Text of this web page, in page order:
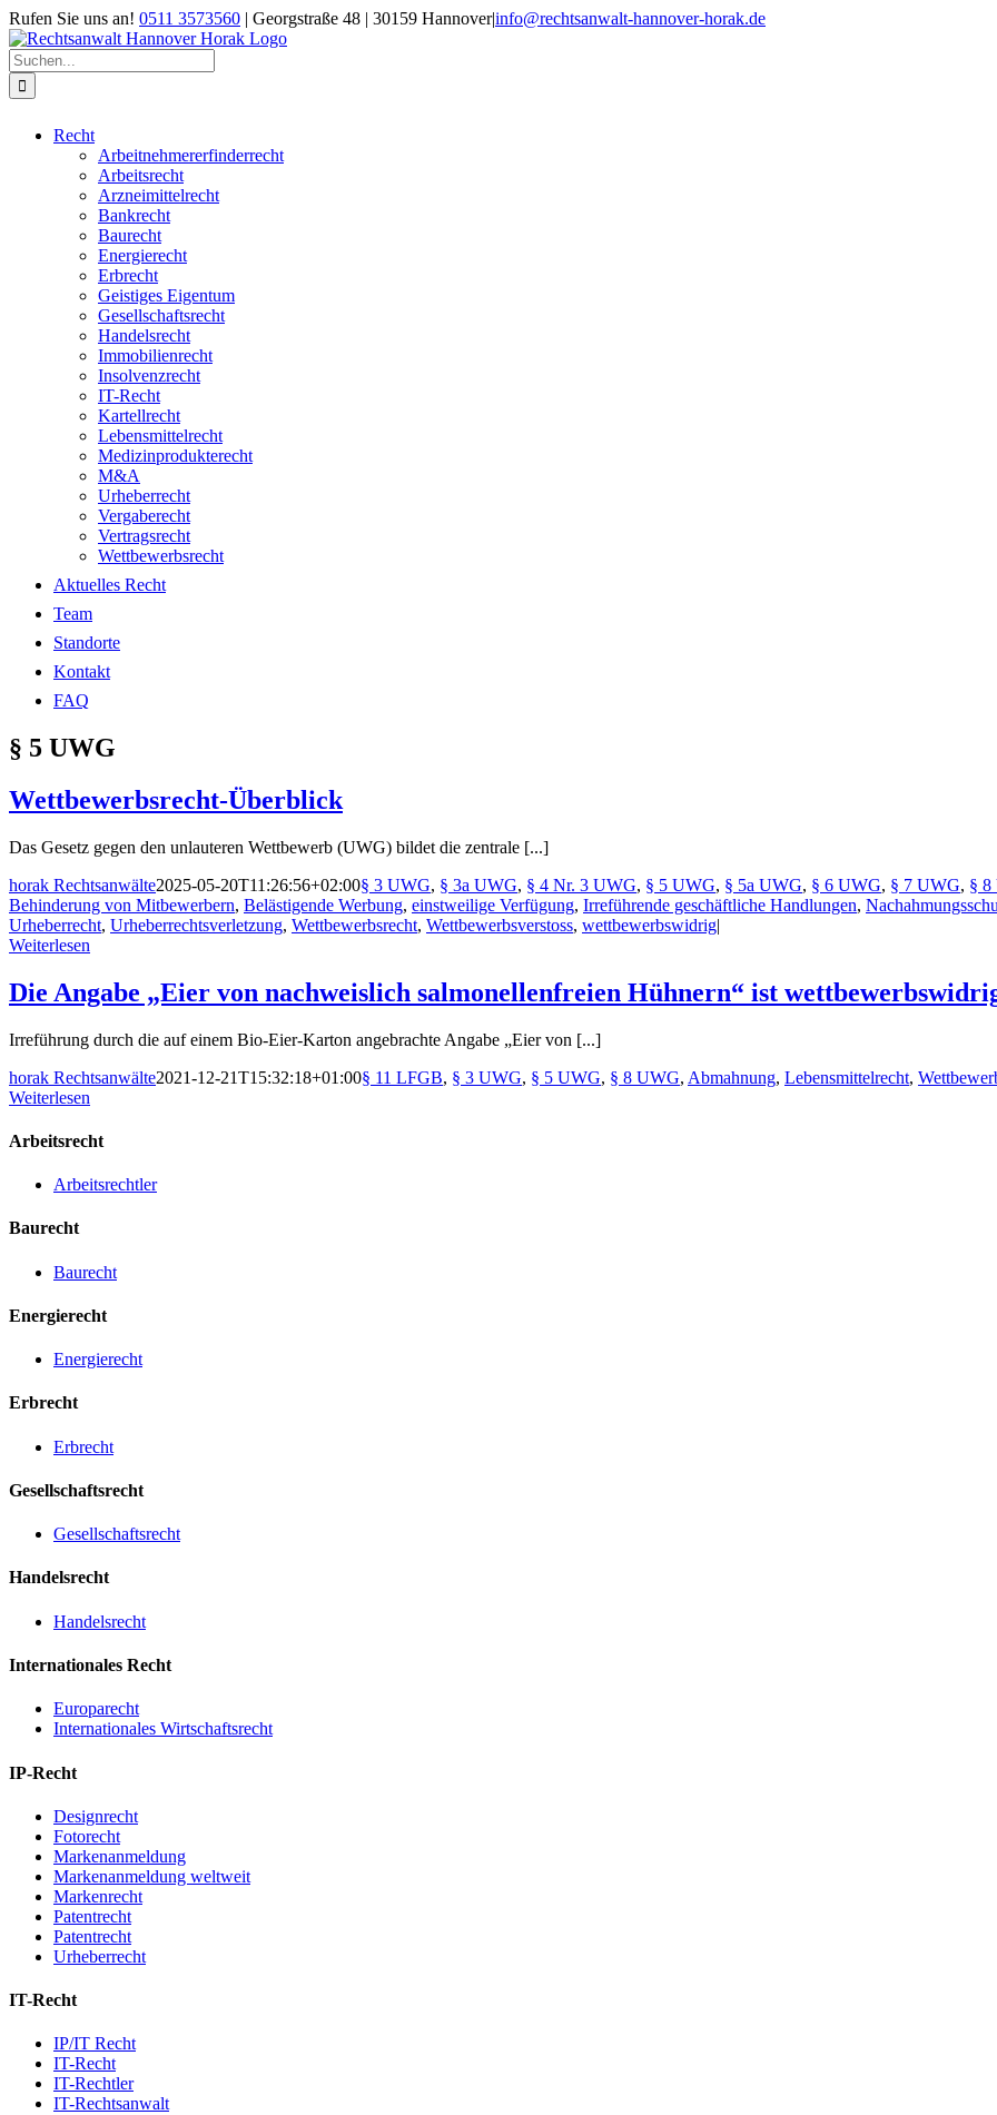
Zum
Inhalt
springen
Rufen Sie uns an! 0511 3573560 | Georgstraße 48 | 30159 Hannover|info@rechtsanwalt-hannover-horak.de
Suche
nach:
Recht
Arbeitnehmererfinderrecht
Arbeitsrecht
Arzneimittelrecht
Bankrecht
Baurecht
Energierecht
Erbrecht
Geistiges Eigentum
Gesellschaftsrecht
Handelsrecht
Immobilienrecht
Insolvenzrecht
IT-Recht
Kartellrecht
Lebensmittelrecht
Medizinprodukterecht
M&A
Urheberrecht
Vergaberecht
Vertragsrecht
Wettbewerbsrecht
Aktuelles Recht
Team
Standorte
Kontakt
FAQ
§ 5 UWG
Wettbewerbsrecht-Überblick
Das Gesetz gegen den unlauteren Wettbewerb (UWG) bildet die zentrale [...]
horak Rechtsanwälte2025-05-20T11:26:56+02:00§ 3 UWG, § 3a UWG, § 4 Nr. 3 UWG, § 5 UWG, § 5a UWG, § 6 UWG, § 7 UWG, § 8
Behinderung von Mitbewerbern, Belästigende Werbung, einstweilige Verfügung, Irreführende geschäftliche Handlungen,
Urheberrecht, Urheberrechtsverletzung, Wettbewerbsrecht, Wettbewerbsverstoss, wettbewerbswidrig|
Weiterlesen
Die Angabe „Eier von nachweislich salmonellenfreien Hühnern“ ist
Irreführung durch die auf einem Bio-Eier-Karton angebrachte Angabe „Eier von [...]
horak Rechtsanwälte2021-12-21T15:32:18+01:00§ 11 LFGB, § 3 UWG, § 5 UWG, § 8 UWG, Abmahnung, Lebensmittelrecht,
Weiterlesen
Arbeitsrecht
Arbeitsrechtler
Baurecht
Baurecht
Energierecht
Energierecht
Erbrecht
Erbrecht
Gesellschaftsrecht
Gesellschaftsrecht
Handelsrecht
Handelsrecht
Internationales Recht
Europarecht
Internationales Wirtschaftsrecht
IP-Recht
Designrecht
Fotorecht
Markenanmeldung
Markenanmeldung weltweit
Markenrecht
Patentrecht
Patentrecht
Urheberrecht
IT-Recht
IP/IT Recht
IT-Recht
IT-Rechtler
IT-Rechtsanwalt